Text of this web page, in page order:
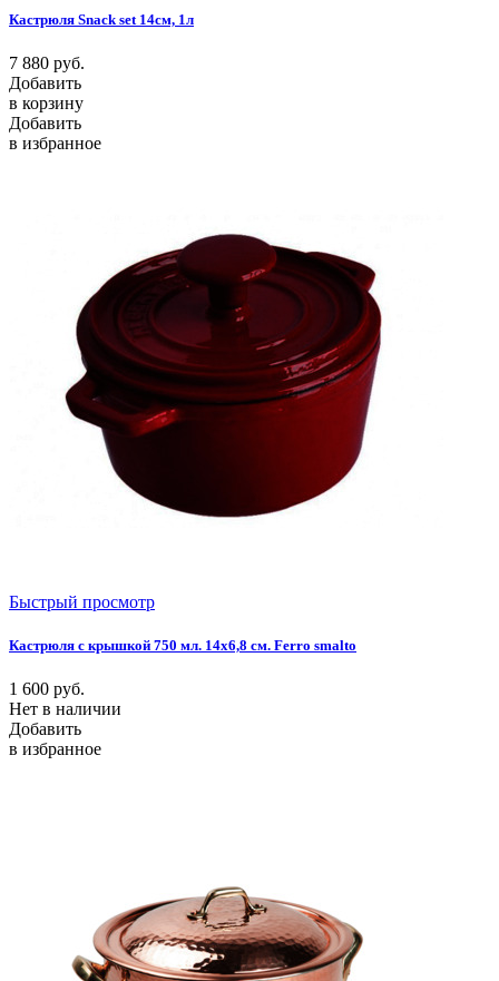
Кастрюля Snack set 14см, 1л
7 880 руб.
Добавить
в корзину
Добавить
в избранное
Быстрый просмотр
Кастрюля с крышкой 750 мл. 14х6,8 см. Ferro smalto
1 600 руб.
Нет в наличии
Добавить
в избранное